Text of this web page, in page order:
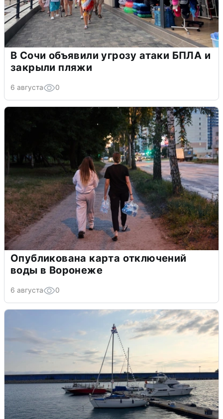
В Сочи объявили угрозу атаки БПЛА и
закрыли пляжи
6 августа 0
Опубликована карта отключений
воды в Воронеже
6 августа 0